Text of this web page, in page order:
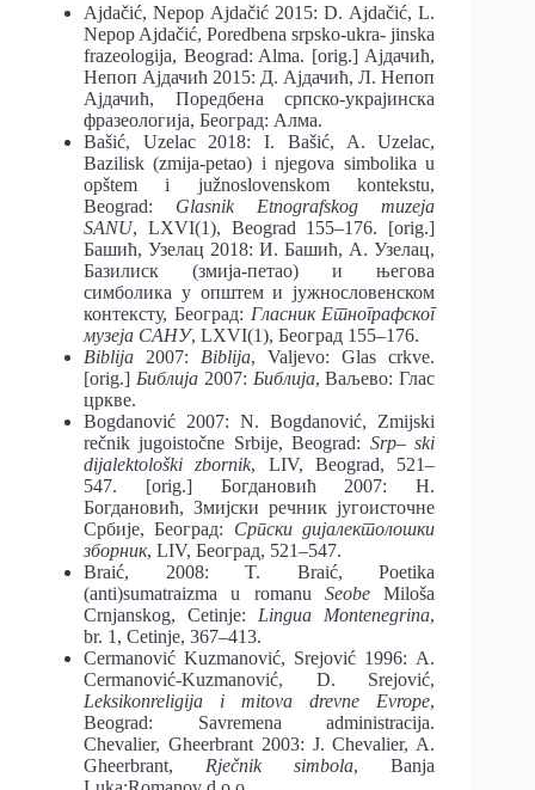
Ajdačić, Nepop Ajdačić 2015: D. Ajdačić, L.
Nepop Ajdačić, Poredbena srpsko-ukra- jinska
frazeologija, Beograd: Alma. [orig.] Ајдачић,
Непоп Ајдачић 2015: Д. Ајдачић, Л. Непоп
Ајдачић, Поредбена српско-украјинска
фразеологија, Београд: Алма.
Bašić, Uzelac 2018: I. Bašić, A. Uzelac,
Bazilisk (zmija-petao) i njegova simbolika u
opštem i južnoslovenskom kontekstu,
Beograd: Glasnik Etnografskog muzeja
SANU, LXVI(1), Beograd 155–176. [orig.]
Башић, Узелац 2018: И. Башић, А. Узелац,
Базилиск (змија-петао) и његова
симболика у општем и јужнословенском
контексту, Београд: Гласник Етнографског
музеја САНУ, LXVI(1), Београд 155–176.
Biblija 2007: Biblija, Valjevo: Glas crkve.
[orig.] Библија 2007: Библија, Ваљево: Глас
цркве.
Bogdanović 2007: N. Bogdanović, Zmijski
rečnik jugoistočne Srbije, Beograd: Srp–ski
dijalektološki zbornik, LIV, Beograd, 521–
547. [orig.] Богдановић 2007: Н.
Богдановић, Змијски речник југоисточне
Србије, Београд: Српски дијалектолошки
зборник, LIV, Београд, 521–547.
Braić, 2008: T. Braić, Poetika
(anti)sumatraizma u romanu SeobeMiloša
Crnjanskog, Cetinje: Lingua Montenegrina,
br. 1, Cetinje, 367–413.
Cermanović Kuzmanović, Srejović 1996: А.
Cermanović-Kuzmanović, D. Srejović,
Leksikonreligija i mitova drevne Evrope,
Beograd: Savremena administracija.
Chevalier, Gheerbrant 2003: J. Chevalier, A.
Gheerbrant, Rječnik simbola, Banja